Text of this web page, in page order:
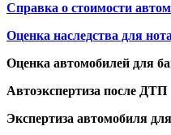
Справка о стоимости
Оценка наследства для
Оценка автомобилей для
Автоэкспертиза после ДТП
Экспертиза автомобиля